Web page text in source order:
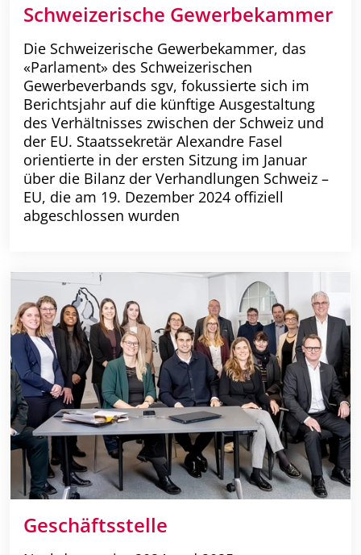
Schweizerische Gewerbekammer
Die Schweizerische Gewerbekammer, das
«Parlament» des Schweizerischen
Gewerbeverbands sgv, fokussierte sich im
Berichtsjahr auf die künftige Ausgestaltung
des Verhältnisses zwischen der Schweiz und
der EU. Staatssekretär Alexandre Fasel
orientierte in der ersten Sitzung im Januar
über die Bilanz der Verhandlungen Schweiz –
EU, die am 19. Dezember 2024 offiziell
abgeschlossen wurden
Geschäftsstelle